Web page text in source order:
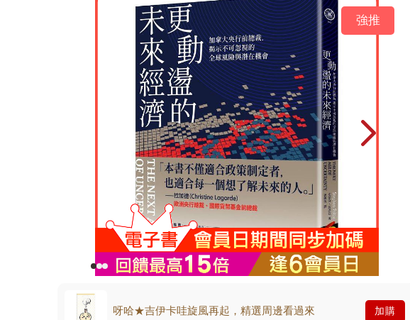
強推
呀哈★吉伊卡哇旋風再起，精選周邊看過來 加購